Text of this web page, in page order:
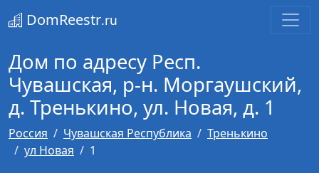
DomReestr.ru
Дом по адресу Респ.
Чувашская, р-н. Моргаушский,
д. Тренькино, ул. Новая, д. 1
Россия Чувашская Республика
Тренькино
ул Новая
1